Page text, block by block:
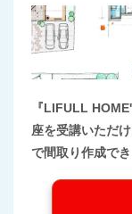
『LIFULL
座を受講いただ
で間取り作成でき